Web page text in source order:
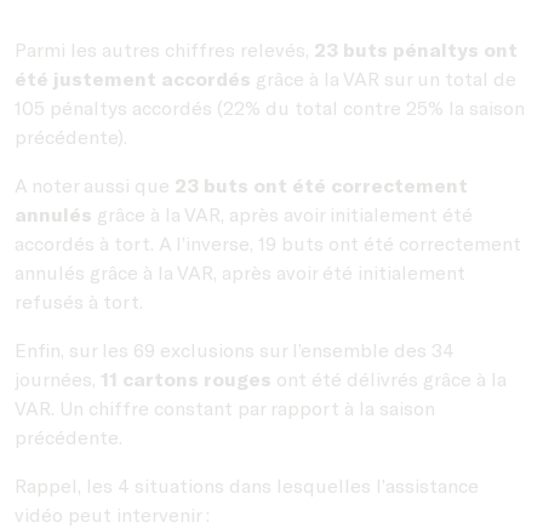
Parmi les autres chiffres relevés, 23 buts pénaltys ont
été justement accordés grâce à la VAR sur un total de
105 pénaltys accordés (22% du total contre 25% la saison
précédente).
A noter aussi que 23 buts ont été correctement
annulés grâce à la VAR, après avoir initialement été
accordés à tort. A l’inverse, 19 buts ont été correctement
annulés grâce à la VAR, après avoir été initialement
refusés à tort.
Enfin, sur les 69 exclusions sur l’ensemble des 34
journées, 11 cartons rouges ont été délivrés grâce à la
VAR. Un chiffre constant par rapport à la saison
précédente.
Rappel, les 4 situations dans lesquelles l’assistance
vidéo peut intervenir :